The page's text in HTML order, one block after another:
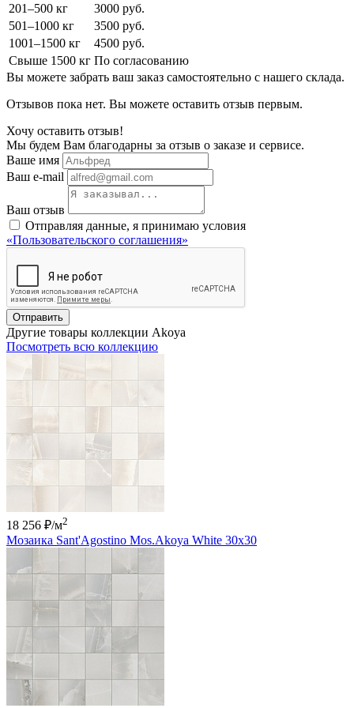
201–500 кг
3000 руб.
501–1000 кг
3500 руб.
1001–1500 кг
4500 руб.
Свыше 1500 кг По согласованию
Вы можете забрать ваш заказ самостоятельно с нашего склада.
Отзывов пока нет. Вы можете оставить отзыв первым.
Хочу оставить отзыв!
Мы будем Вам благодарны за отзыв о заказе и сервисе.
Ваше имя
Ваш e-mail
Ваш отзыв
Отправляя данные, я принимаю условия
«Пользовательского соглашения»
Отправить
Другие товары коллекции Akoya
Посмотреть всю коллекцию
18 256 ₽/м2
Мозаика Sant'Agostino Mos.Akoya White 30x30